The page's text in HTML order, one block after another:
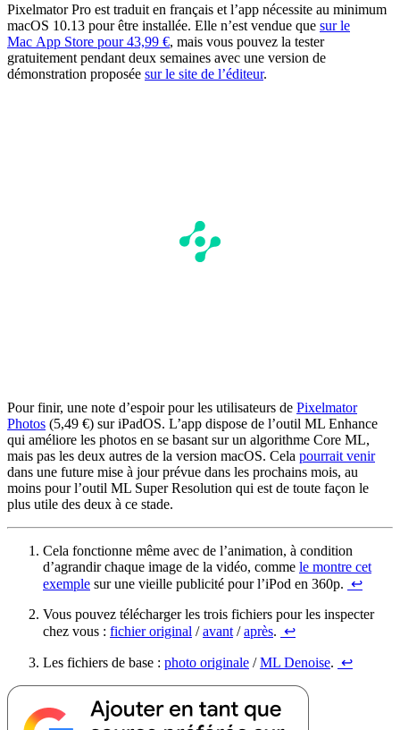
Pixelmator Pro est traduit en français et l’app nécessite au minimum
macOS 10.13 pour être installée. Elle n’est vendue que sur le
Mac App Store pour 43,99 €, mais vous pouvez la tester
gratuitement pendant deux semaines avec une version de
démonstration proposée sur le site de l’éditeur.
Pour finir, une note d’espoir pour les utilisateurs de Pixelmator
Photos (5,49 €) sur iPadOS. L’app dispose de l’outil ML Enhance
qui améliore les photos en se basant sur un algorithme Core ML,
mais pas les deux autres de la version macOS. Cela pourrait venir
dans une future mise à jour prévue dans les prochains mois, au
moins pour l’outil ML Super Resolution qui est de toute façon le
plus utile des deux à ce stade.
Cela fonctionne même avec de l’animation, à condition
d’agrandir chaque image de la vidéo, comme le montre cet
exemple sur une vieille publicité pour l’iPod en 360p. ↩
Vous pouvez télécharger les trois fichiers pour les inspecter
chez vous : fichier original /avant /après. ↩
Les fichiers de base : photo originale /ML Denoise. ↩